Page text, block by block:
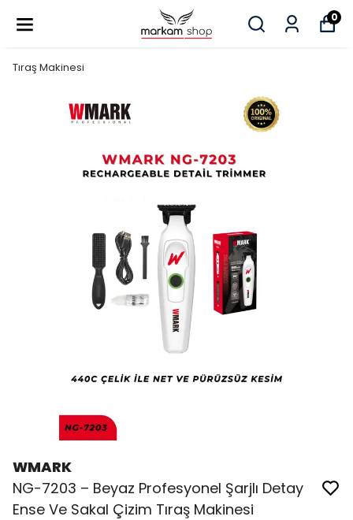
0
Tıraş Makinesi
WMARK
NG-7203 – Beyaz Profesyonel Şarjlı Detay
Ense Ve Sakal Çizim Tıraş Makinesi